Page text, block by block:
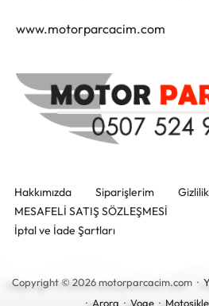
www.motorparcacim.com
Hakkımızda Siparişlerim
MESAFELİ SATIŞ SÖZLEŞMESİ
İptal ve İade Şartları
Copyright © 2026 motorparcacim.com ·
· Arora · Voge·